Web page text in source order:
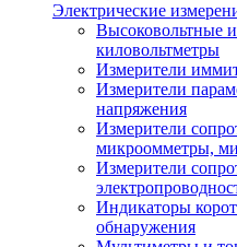
Электрические
Высоковольтные
киловольтметры
Измерители
Измерители
напряжения
Измерители
микроомметры,
Измерители
Индикаторы
обнаружения